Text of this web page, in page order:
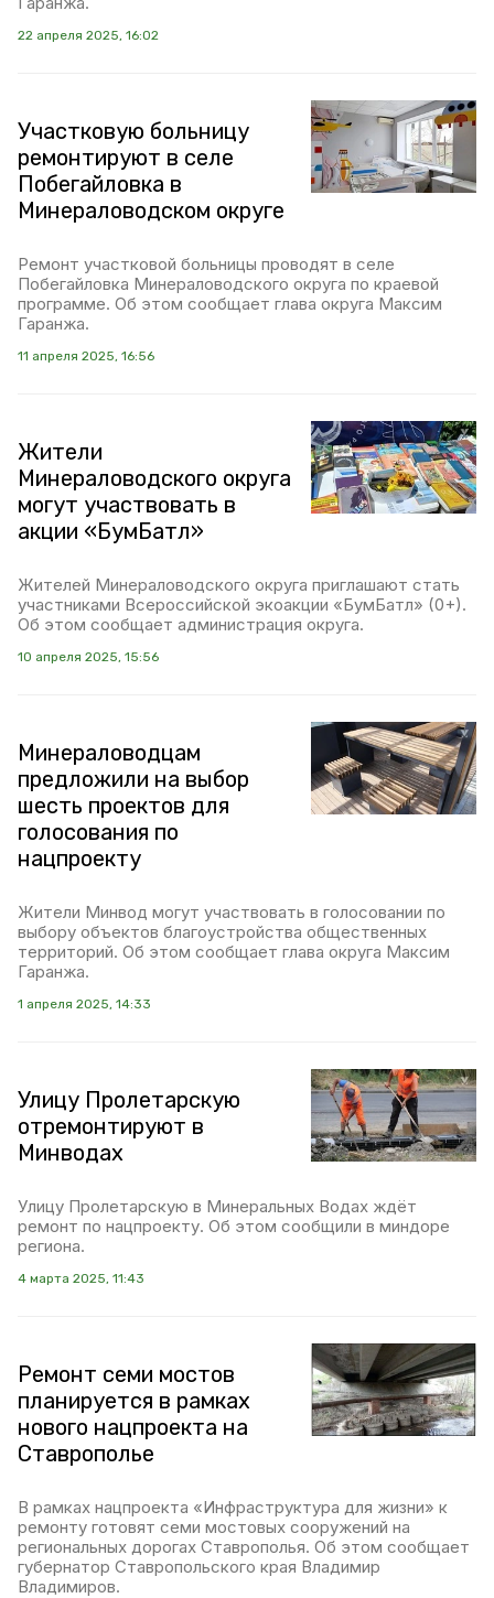
22 апреля 2025, 16:02
Участковую больницу
ремонтируют в селе
Побегайловка в
Минераловодском округе
Ремонт участковой больницы проводят в селе
Побегайловка Минераловодского округа по краевой
программе. Об этом сообщает глава округа Максим
Гаранжа.
11 апреля 2025, 16:56
Жители
Минераловодского округа
могут участвовать в
акции «БумБатл»
Жителей Минераловодского округа приглашают стать
участниками Всероссийской экоакции «БумБатл» (0+).
Об этом сообщает администрация округа.
10 апреля 2025, 15:56
Минераловодцам
предложили на выбор
шесть проектов для
голосования по
нацпроекту
Жители Минвод могут участвовать в голосовании по
выбору объектов благоустройства общественных
территорий. Об этом сообщает глава округа Максим
Гаранжа.
1 апреля 2025, 14:33
Улицу Пролетарскую
отремонтируют в
Минводах
Улицу Пролетарскую в Минеральных Водах ждёт
ремонт по нацпроекту. Об этом сообщили в миндоре
региона.
4 марта 2025, 11:43
Ремонт семи мостов
планируется в рамках
нового нацпроекта на
Ставрополье
В рамках нацпроекта «Инфраструктура для жизни» к
ремонту готовят семи мостовых сооружений на
региональных дорогах Ставрополья. Об этом сообщает
губернатор Ставропольского края Владимир
Владимиров.